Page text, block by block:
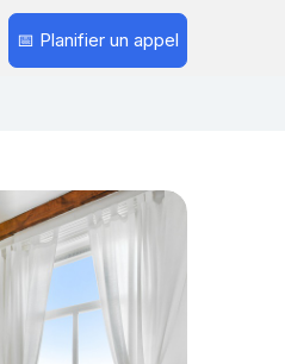
📅 Planifier un appel